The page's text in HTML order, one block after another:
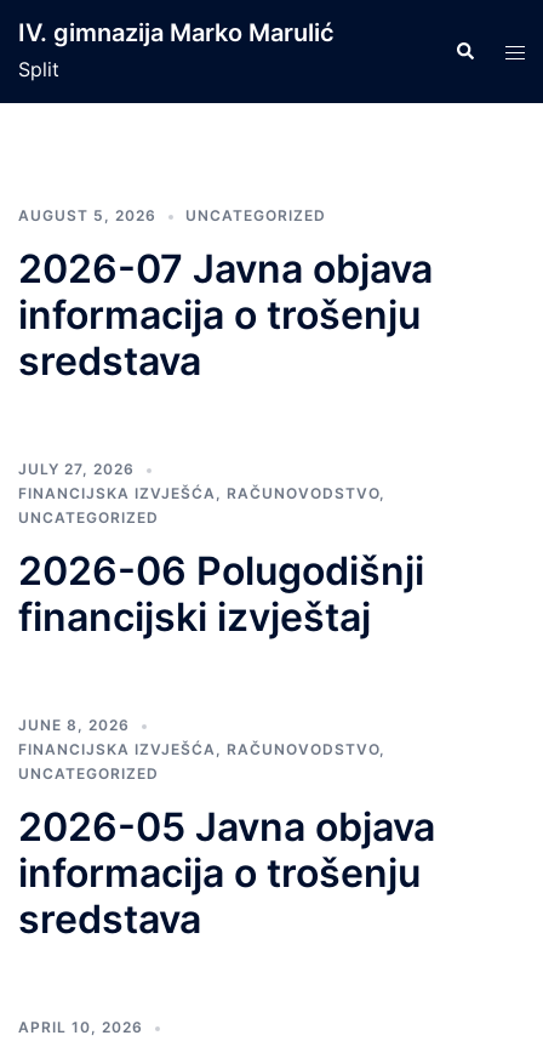
content
IV. gimnazija Marko Marulić
Split
Search
AUGUST 5, 2026 UNCATEGORIZED
2026-07 Javna objava
informacija o trošenju
sredstava
JULY 27, 2026
FINANCIJSKA IZVJEŠĆA, RAČUNOVODSTVO,
UNCATEGORIZED
2026-06 Polugodišnji
financijski izvještaj
JUNE 8, 2026
FINANCIJSKA IZVJEŠĆA, RAČUNOVODSTVO,
UNCATEGORIZED
2026-05 Javna objava
informacija o trošenju
sredstava
APRIL 10, 2026